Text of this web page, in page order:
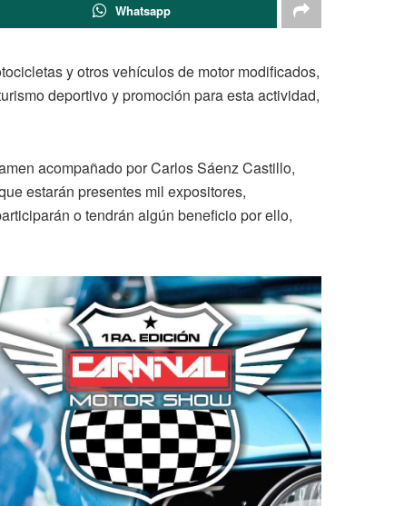
Whatsapp
y otros vehículos de motor modificados,
deportivo y promoción para esta actividad,
acompañado por Carlos Sáenz Castillo,
estarán presentes mil expositores,
o tendrán algún beneficio por ello,